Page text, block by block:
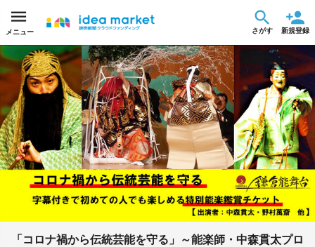
メニュー さがす 新規登録
「コロナ禍から伝統芸能を守る」～能楽師・中森貫太プロ